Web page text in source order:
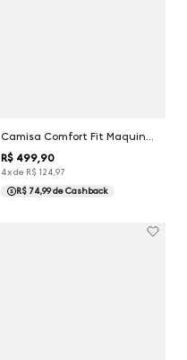
R$ 499 90
4x de R$ 124 97
R$ 74,99de Cashback